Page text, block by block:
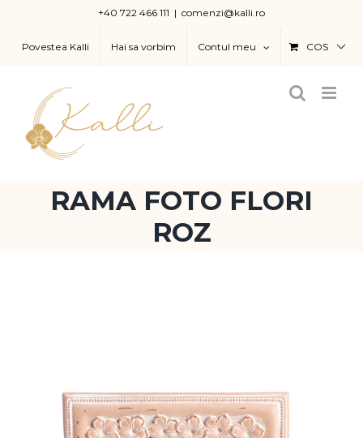
content
+40 722 466 111 | comenzi@kalli.ro
Povestea Kalli Hai sa vorbim Contul meu COS
RAMA FOTO FLORI
ROZ